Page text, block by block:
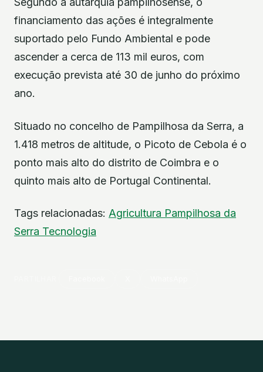
financiamento das ações é integralmente
suportado pelo Fundo Ambiental e pode
ascender a cerca de 113 mil euros, com
execução prevista até 30 de junho do próximo
ano.
Situado no concelho de Pampilhosa da Serra, a
1.418 metros de altitude, o Picoto de Cebola é o
ponto mais alto do distrito de Coimbra e o
quinto mais alto de Portugal Continental.
Tags relacionadas: Agricultura Pampilhosa da
Serra Tecnologia